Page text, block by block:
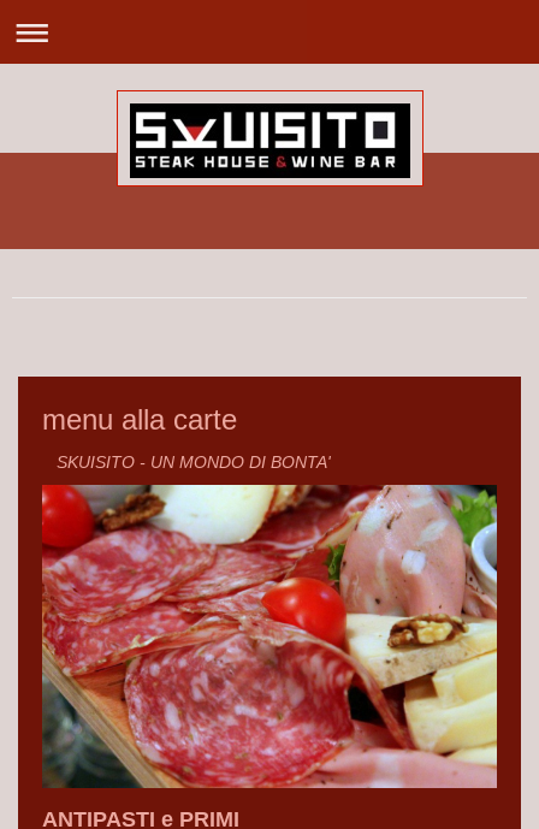
menu alla carte
SKUISITO - UN MONDO DI BONTA'
ANTIPASTI e PRIMI